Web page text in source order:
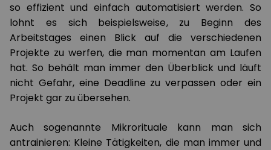
so effizient und einfach automatisiert werden. So
lohnt es sich beispielsweise, zu Beginn des
Arbeitstages einen Blick auf die verschiedenen
Projekte zu werfen, die man momentan am Laufen
hat. So behält man immer den Überblick und läuft
nicht Gefahr, eine Deadline zu verpassen oder ein
Projekt gar zu übersehen.
Auch sogenannte Mikrorituale kann man sich
antrainieren: Kleine Tätigkeiten, die man immer und